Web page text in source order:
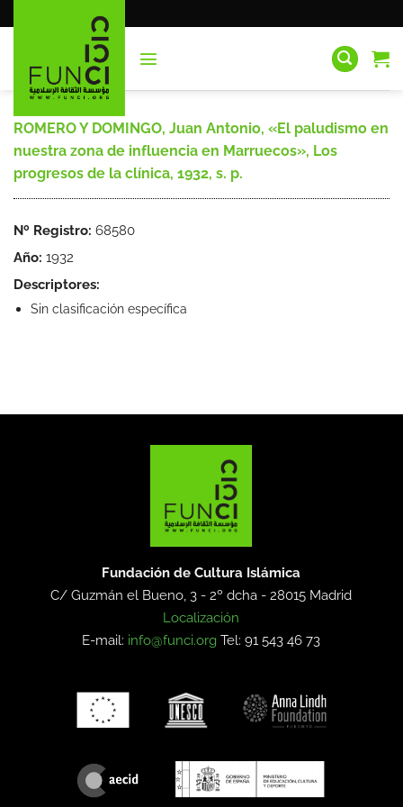
al
ROMERO Y DOMINGO, Juan Antonio, «El paludismo en
nuestra zona de influencia en Marruecos», Los
progresos de la clínica, 1932, s. p.
Nº Registro: 68580
Año: 1932
Descriptores:
Sin clasificación específica
Fundación de Cultura Islámica
C/ Guzmán el Bueno, 3 - 2º dcha -28015 Madrid
Localización
E-mail: info@funci.org Tel: 91 543 46 73